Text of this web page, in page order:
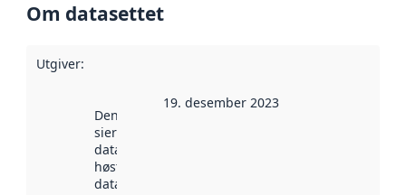
Om datasettet
Utgiver:
Denne datoen
sier når
datasettet ble
høstet av
data.norge.no.
19. desember 2023